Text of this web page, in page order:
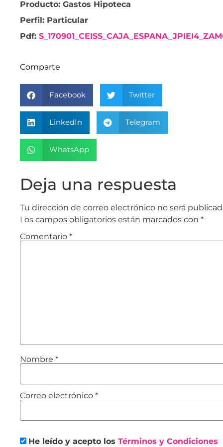
Producto: Gastos Hipoteca
Perfil: Particular
Pdf:
Comparte
Facebook Twitter
LinkedIn Telegram
WhatsApp
Deja una respuesta
Tu dirección de correo electrónico no será
Los campos obligatorios están marcados con *
Comentario *
Nombre *
Correo electrónico *
He leído y acepto los Términos y Condiciones